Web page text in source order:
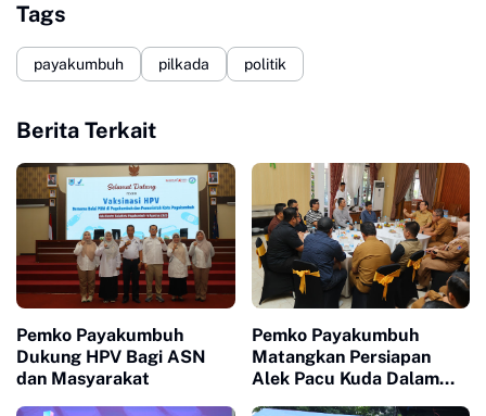
Tags
payakumbuh pilkada politik
Berita Terkait
Pemko Payakumbuh
Dukung HPV Bagi ASN
dan Masyarakat
Pemko Payakumbuh
Matangkan Persiapan
Alek Pacu Kuda Dalam